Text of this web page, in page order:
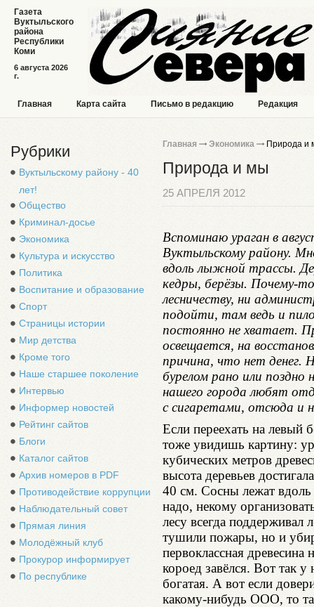
6 августа 2026
г.
Газета
Вуктыльского
района
Республики
Коми
Главная Карта сайта Письмо в редакцию Редакция
Рубрики
Вуктыльскому району - 40
лет!
Общество
Криминал-досье
Экономика
Культура и искусство
Политика
Воспитание и образование
Спорт
Страницы истории
Мир детства
Кроме того
Наше старшее поколение
Интервью
Информер новостей
Рейтинг сайтов
Блоги
Каталог сайтов
Архив номеров в PDF
Противодействие коррупции
Наблюдательный совет
Прямая линия
Молодёжный клуб
Прокурор информирует
По республике
Главная Экономика Природа и
Природа и мы
25 АПРЕЛЯ 2012
Вспоминаю ураган в
Вуктыльскому району.
вдоль лыжной трассы.
кедры, берёзы. Почему-
лесничеству, ни
подойти, там ведь и
постоянно не хватает.
освещается, на
причина, что нет
бурелом рано или
нашего города любят
с сигаретами, отсюда и
Если переехать на левый
тоже увидишь картину:
кубических метров
высота деревьев
40 см. Сосны лежат
надо, некому
лесу всегда поддерживал
тушили пожары, но и
первоклассная
короед завёлся. Вот так
богатая. А вот если
какому-нибудь ООО, то